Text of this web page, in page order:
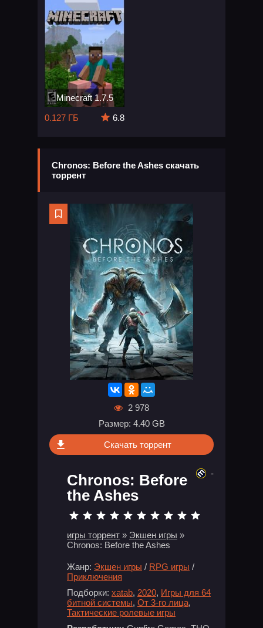
Minecraft 1.7.5
0.127 ГБ
6.8
Chronos: Before the Ashes скачать
торрент
2 978
Размер: 4.40 GB
Скачать торрент
Chronos: Before
the Ashes
игры торрент » Экшен игры »
Chronos: Before the Ashes
Жанр: Экшен игры / RPG игры /
Приключения
Подборки: xatab, 2020, Игры для 64
битной системы, От 3-го лица,
Тактические ролевые игры
-